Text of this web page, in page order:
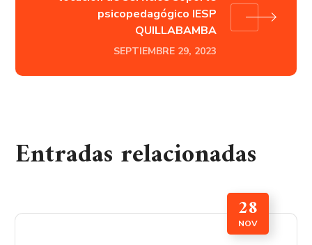
psicopedagógico IESP
QUILLABAMBA
SEPTIEMBRE 29, 2023
Entradas relacionadas
28
NOV